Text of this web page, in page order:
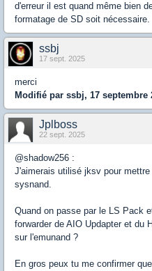
d'erreur il est quand même bien
formatage de SD soit nécessaire.
ssbj
17 sept. 2025
merci
Modifié par ssbj, 17 septembre
Jplboss
22 sept. 2025
@shadow256 :
J'aimerais utilisé jksv pour
sysnand.
Quand on passe par le LS Pack
forwarder de AIO Updapter et du
sur l'emunand ?
En gros peux tu me confirmer